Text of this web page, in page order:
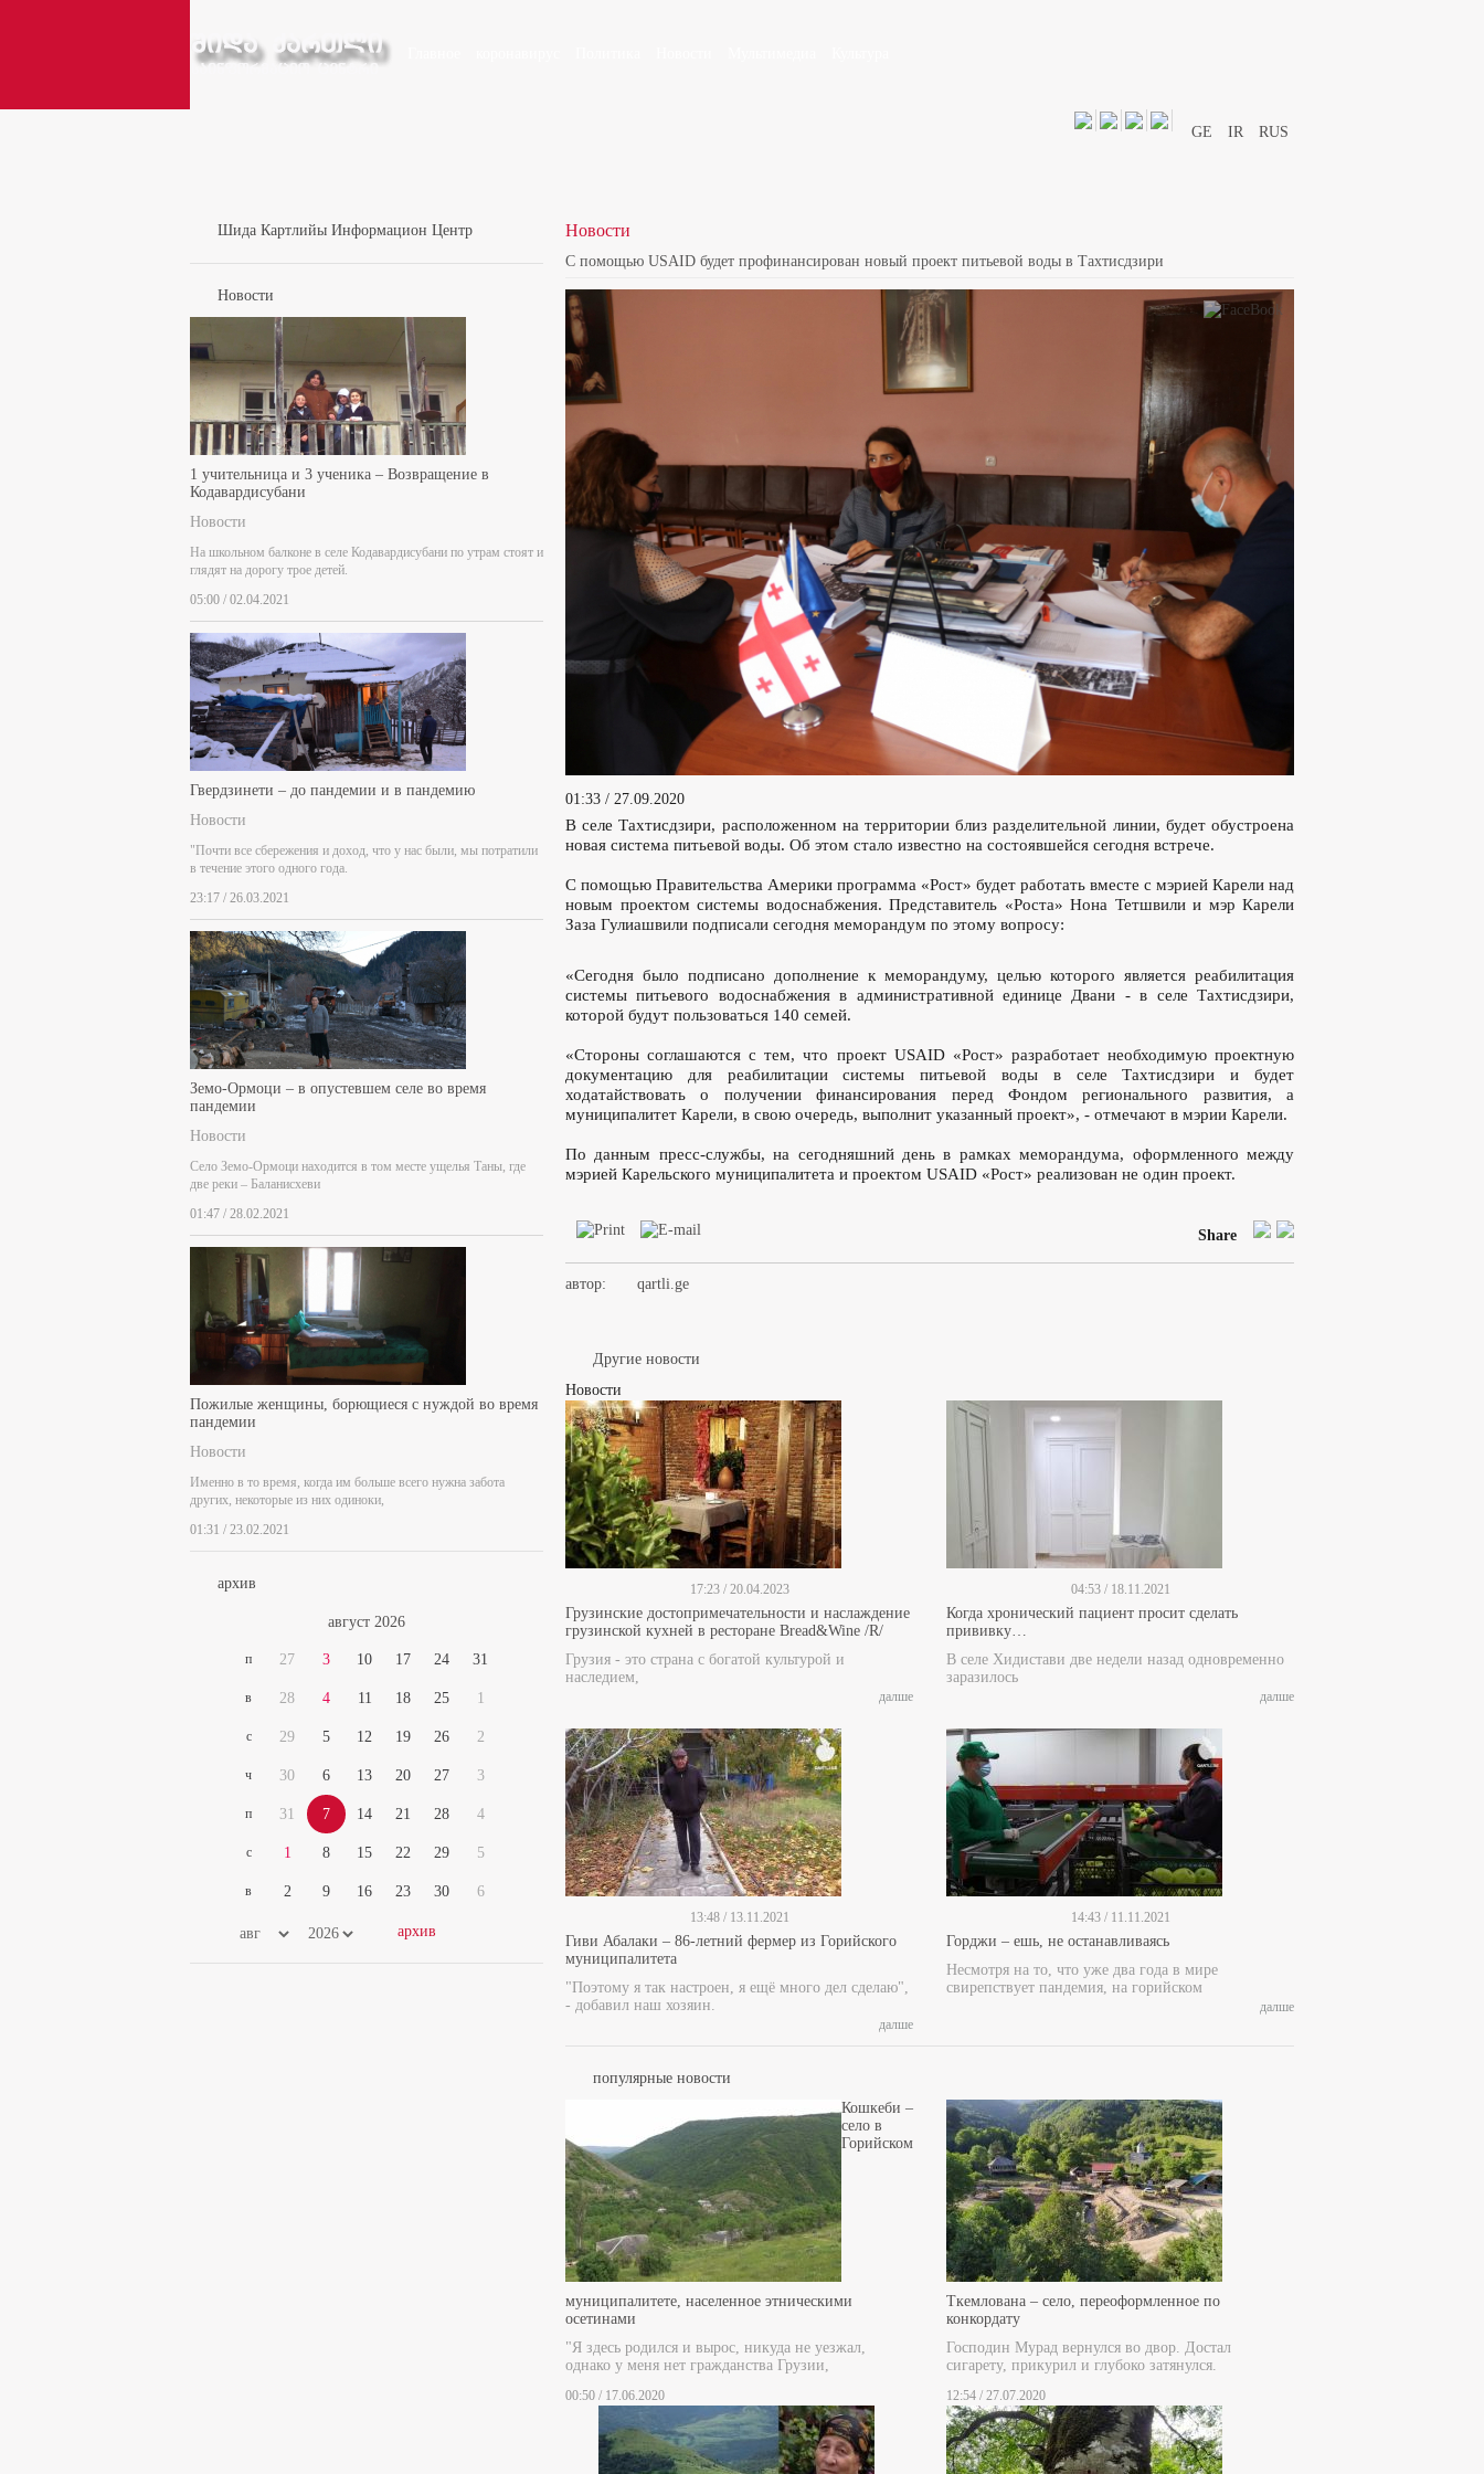
GE IR RUS
Шида Картлийы Информацион Центр
Новости
1 учительница и 3 ученика – Возвращение в
Кодавардисубани
Новости
На школьном балконе в селе Кодавардисубани по утрам стоят и
глядят на дорогу трое детей.
05:00 / 02.04.2021
Гвердзинети – до пандемии и в пандемию
Новости
"Почти все сбережения и доход, что у нас были, мы потратили
в течение этого одного года.
23:17 / 26.03.2021
Земо-Ормоци – в опустевшем селе во время
пандемии
Новости
Село Земо-Ормоци находится в том месте ущелья Таны, где
две реки – Баланисхеви
01:47 / 28.02.2021
Пожилые женщины, борющиеся с нуждой во время
пандемии
Новости
Именно в то время, когда им больше всего нужна забота
других, некоторые из них одиноки,
01:31 / 23.02.2021
архив
август 2026
п
в
с
ч
п
с
в
27
28
29
30
31
1
2
3
4
5
6
7
8
9
10
11
12
13
14
15
16
17
18
19
20
21
22
23
24
25
26
27
28
29
30
31
1
2
3
4
5
6
Новости
С помощью USAID будет профинансирован новый проект питьевой воды в Тахтисдзири
01:33 / 27.09.2020
В селе Тахтисдзири, расположенном на территории близ разделительной линии, будет обустроена
новая система питьевой воды. Об этом стало известно на состоявшейся сегодня встрече.
С помощью Правительства Америки программа «Рост» будет работать вместе с мэрией Карели над
новым проектом системы водоснабжения. Представитель «Роста» Нона Тетшвили и мэр Карели
Заза Гулиашвили подписали сегодня меморандум по этому вопросу:
«Сегодня было подписано дополнение к меморандуму, целью которого является реабилитация
системы питьевого водоснабжения в административной единице Двани - в селе Тахтисдзири,
которой будут пользоваться 140 семей.
«Стороны соглашаются с тем, что проект USAID «Рост» разработает необходимую проектную
документацию для реабилитации системы питьевой воды в селе Тахтисдзири и будет
ходатайствовать о получении финансирования перед Фондом регионального развития, а
муниципалитет Карели, в свою очередь, выполнит указанный проект», - отмечают в мэрии Карели.
По данным пресс-службы, на сегодняшний день в рамках меморандума, оформленного между
мэрией Карельского муниципалитета и проектом USAID «Рост» реализован не один проект.
Share
автор: qartli.ge
Другие новости
Новости
17:23 / 20.04.2023
Грузинские достопримечательности и наслаждение
грузинской кухней в ресторане Bread&Wine /R/
Грузия - это страна с богатой культурой и
наследием,
далше
04:53 / 18.11.2021
Когда хронический пациент просит сделать
прививку…
В селе Хидистави две недели назад одновременно
заразилось
далше
13:48 / 13.11.2021
Гиви Абалаки – 86-летний фермер из Горийского
муниципалитета
"Поэтому я так настроен, я ещё много дел сделаю",
- добавил наш хозяин.
далше
14:43 / 11.11.2021
Горджи – ешь, не останавливаясь
Несмотря на то, что уже два года в мире
свирепствует пандемия, на горийском
далше
популярные новости
Кошкеби –
село в
Горийском
муниципалитете, населенное этническими
осетинами
"Я здесь родился и вырос, никуда не уезжал,
однако у меня нет гражданства Грузии,
00:50 / 17.06.2020
Ткемлована – село, переоформленное по
конкордату
Господин Мурад вернулся во двор. Достал
сигарету, прикурил и глубоко затянулся.
12:54 / 27.07.2020